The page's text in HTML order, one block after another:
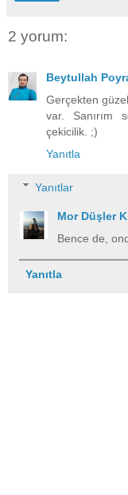
2 yorum:
Beytullah
Gerçekten
var. Sanırım
çekicilik. ;)
Yanıtla
Yanıtlar
Mor Düşler
Bence de,
Yanıtla